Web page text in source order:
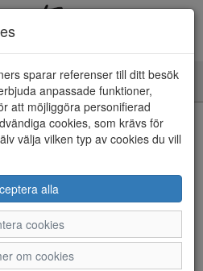
sparar referenser till ditt besök
anpassade funktioner,
att möjliggöra personifierad
cookies, som krävs för
välja vilken typ av cookies du vill
alla
cookies
om cookies